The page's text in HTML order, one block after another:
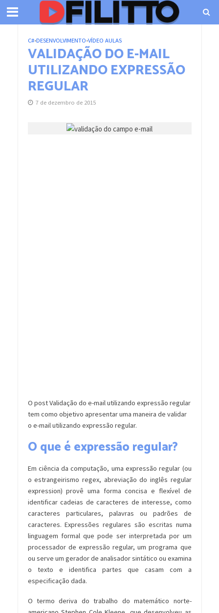
C#•DESENVOLVIMENTO•VÍDEO AULAS
VALIDAÇÃO DO E-MAIL
UTILIZANDO EXPRESSÃO
REGULAR
7 de dezembro de 2015
O post Validação do e-mail utilizando expressão regular
tem como objetivo apresentar uma maneira de validar
o e-mail utilizando expressão regular.
O que é expressão regular?
Em ciência da computação, uma expressão regular (ou
o estrangeirismo regex, abreviação do inglês regular
expression) provê uma forma concisa e flexível de
identificar cadeias de caracteres de interesse, como
caracteres particulares, palavras ou padrões de
caracteres. Expressões regulares são escritas numa
linguagem formal que pode ser interpretada por um
processador de expressão regular, um programa que
ou serve um gerador de analisador sintático ou examina
o texto e identifica partes que casam com a
especificação dada.
O termo deriva do trabalho do matemático norte-